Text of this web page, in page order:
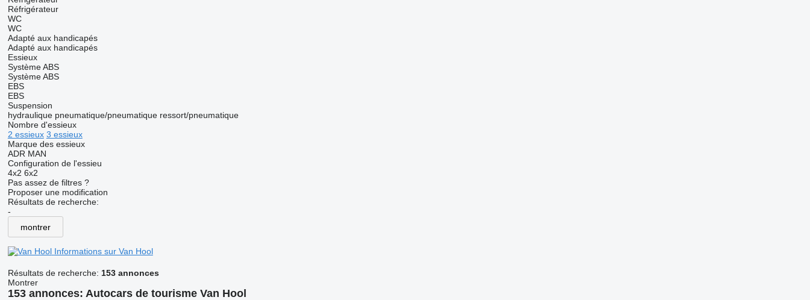
Réfrigérateur
WC
WC
Adapté aux handicapés
Adapté aux handicapés
Essieux
Système ABS
Système ABS
EBS
EBS
Suspension
hydraulique pneumatique/pneumatique ressort/pneumatique
Nombre d'essieux
2 essieux 3 essieux
Marque des essieux
ADR MAN
Configuration de l'essieu
4x2 6x2
Pas assez de filtres ?
Proposer une modification
Résultats de recherche:
-
montrer
Informations sur Van Hool
Résultats de recherche: 153 annonces
Montrer
153 annonces: Autocars de tourisme Van Hool